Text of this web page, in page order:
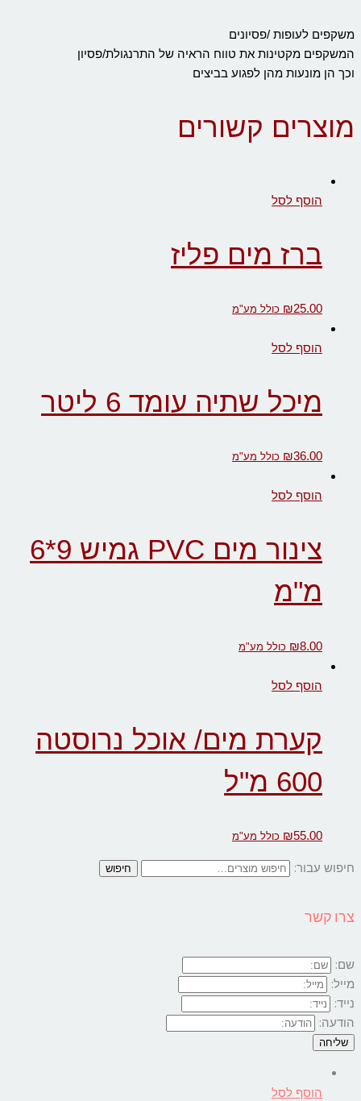
משקפים לעופות /פסיונים
המשקפים מקטינות את טווח הראיה של התרנגולת/פסיון
וכך הן מונעות מהן לפגוע בביצים
מוצרים קשורים
הוסף לסל
ברז מים פליז
₪25.00 כולל מע"מ
הוסף לסל
מיכל שתיה עומד 6 ליטר
₪36.00 כולל מע"מ
הוסף לסל
צינור מים PVC גמיש 9*6
מ"מ
₪8.00 כולל מע"מ
הוסף לסל
קערת מים/ אוכל נרוסטה
600 מ"ל
₪55.00 כולל מע"מ
חיפוש עבור:
צרו קשר
שם:
מייל:
נייד:
הודעה:
שליחה
הוסף לסל